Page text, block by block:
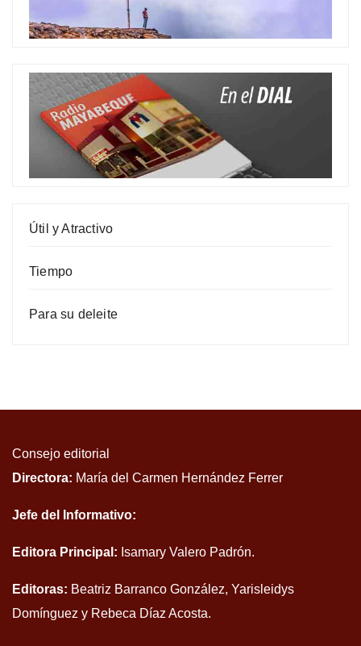
Útil y Atractivo
Tiempo
Para su deleite
Consejo editorial
Directora: María del Carmen Hernández Ferrer
Jefe del Informativo:
Editora Principal: Isamary Valero Padrón.
Editoras: Beatriz Barranco González, Yarisleidys
Domínguez y Rebeca Díaz Acosta.